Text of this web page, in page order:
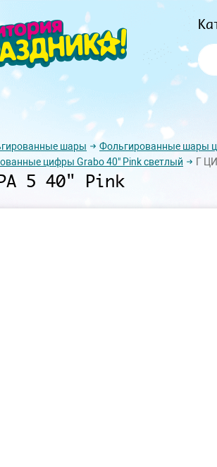
шары Фольгированные шары
цифры Grabo 40" Pink светлый
Г
5 40" Pink